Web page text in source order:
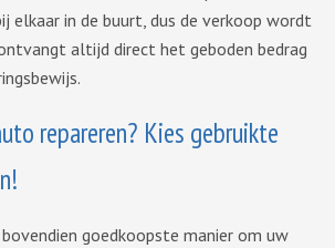
elkaar in de buurt, dus de verkoop wordt
altijd direct het geboden bedrag
repareren? Kies gebruikte
goedkoopste manier om uw